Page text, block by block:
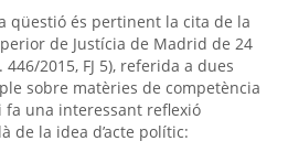
qüestió és pertinent la cita de la
de Justícia de Madrid de 24
2015, FJ 5), referida a dues
sobre matèries de competència
una interessant reflexió
de la idea d’acte polític: